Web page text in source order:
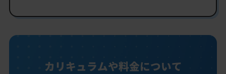
カリキュラムや料金について